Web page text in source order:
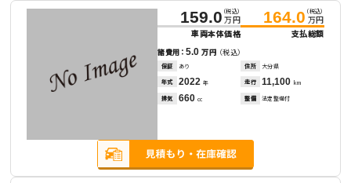
159.0 （税込）
万円
車両本体価格
164.0 （税込）
万円
支払総額
諸費用：5.0万円 （税込）
保証 あり 住所 大分県
年式 2022 年 走行 11,100 km
排気 660 cc 整備 法定整備付